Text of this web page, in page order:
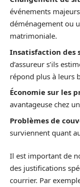
événements
déménagement ou
matrimoniale.
Insatisfaction des
d’assureur s’ils
répond plus à leurs
Économie sur les
avantageuse chez
Problèmes de
surviennent quant
Il est important de
des justifications
courrier. Par